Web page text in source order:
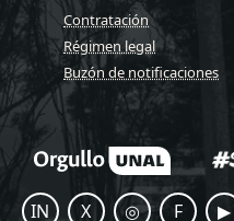
Contratación
Régimen legal
Buzón de notificaciones
IN X ◎ F ▶